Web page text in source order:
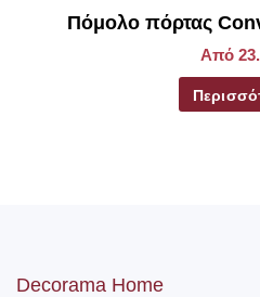
Πόμολο πόρτας
Από
Decorama Home